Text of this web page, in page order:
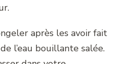
après les avoir fait
l’eau bouillante salée.